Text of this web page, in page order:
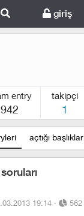
giriş
entry takipçi
1
açtığı başlıklar
19:14 · 562